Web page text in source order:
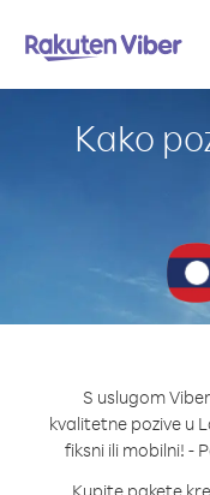
Kako
S uslugom
kvalitetne pozive u
fiksni ili mobilni! -